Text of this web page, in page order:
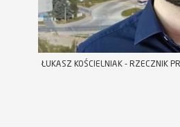
ŁUKASZ KOŚCIELNIAK - RZECZNIK